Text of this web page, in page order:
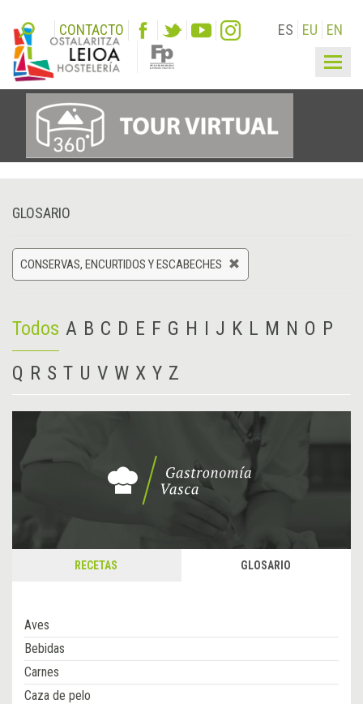
CONTACTO ES EU EN
GLOSARIO
CONSERVAS, ENCURTIDOS Y ESCABECHES
Todos A B C D E F G H I J K L M N O P
Q R S T U V W X Y Z
RECETAS GLOSARIO
Aves
Bebidas
Carnes
Caza de pelo